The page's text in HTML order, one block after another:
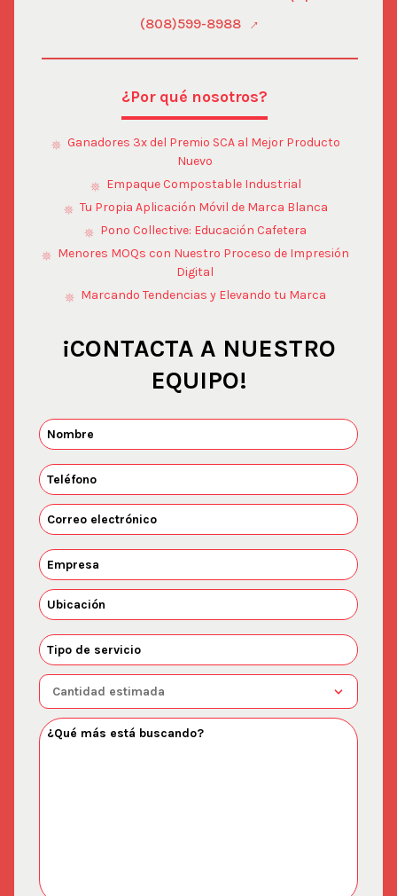
(808)599-8988
¿Por qué nosotros?
Ganadores 3x del Premio SCA al Mejor Producto
Nuevo
Empaque Compostable Industrial
Tu Propia Aplicación Móvil de Marca Blanca
Pono Collective: Educación Cafetera
Menores MOQs con Nuestro Proceso de Impresión
Digital
Marcando Tendencias y Elevando tu Marca
¡CONTACTA A NUESTRO
EQUIPO!